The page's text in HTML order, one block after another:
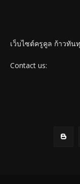
เว็บไซต์ครูคูล ก้าวทัน
Contact us: